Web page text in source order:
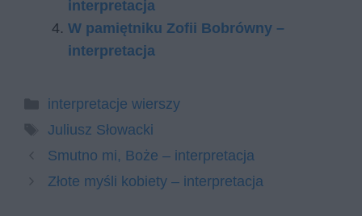
interpretacja
W pamiętniku Zofii Bobrówny –
interpretacja
Kategorie
interpretacje wierszy
Tagi
Juliusz Słowacki
Smutno mi, Boże – interpretacja
Złote myśli kobiety – interpretacja